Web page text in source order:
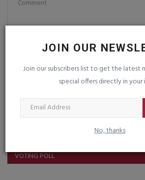
JOIN OUR
Join our subscribers list to get the latest
special offers directly in your
No, thanks
VOTING POLL